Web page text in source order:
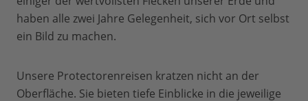
haben alle zwei Jahre Gelegenheit, sich vor Ort selbst
ein Bild zu machen.
Unsere Protectorenreisen kratzen nicht an der
Oberfläche. Sie bieten tiefe Einblicke in die jeweilige